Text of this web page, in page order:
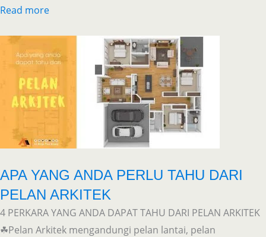
Read more
APA YANG ANDA PERLU TAHU DARI
PELAN ARKITEK
4 PERKARA YANG ANDA DAPAT TAHU DARI PELAN ARKITEK
☘Pelan Arkitek mengandungi pelan lantai, pelan